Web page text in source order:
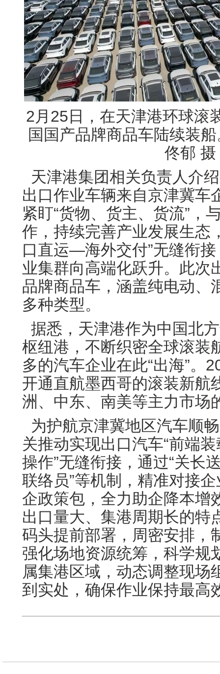
2月25日，在天津港环球滚
国国产品牌商品车陆续装
佟郁 摄
天津港集团相关负责人介
出口作业车辆来自京津冀车
紧盯“货物、货主、货流”，
作，持续完善产业发展生态
口直运—海外交付”无缝衔
业集群向高端化跃升。此次
品牌商品车，涵盖纯电动、
多种类型。
据悉，天津港作为中国北
枢纽港，不断织密全球滚装
多的汽车企业在此“出海”。
开通直航墨西哥的滚装新航
洲、中东、南美等主力市场
为护航京津冀地区汽车顺
关推动实现出口汽车“前端
操作”无缝衔接，通过“关长
联络员”等机制，精准对接
企政策包，全力助企降本增
出口量大、集港周期长的特
码头提前部署，周密安排，
强化场地资源统筹，科学规
属集港区域，动态调整现场
到实处，确保作业保持最高